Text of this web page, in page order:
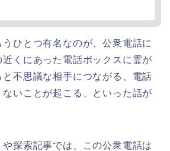
ひとつ有名なのが、公衆電話に
くにあった電話ボックスに霊が
不思議な相手につながる、電話
いことが起こる、といった話が
探索記事では、この公衆電話は